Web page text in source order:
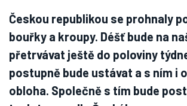
Českou republikou se prohnaly
bouřky a kroupy. Déšť bude na
přetrvávat ještě do poloviny
postupně bude ustávat a s ním i
obloha. Společně s tím bude